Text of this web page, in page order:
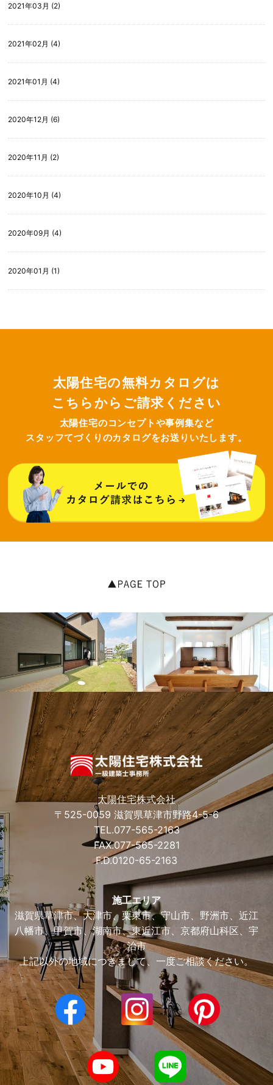
2021年03月 (2)
2021年02月 (4)
2021年01月 (4)
2020年12月 (6)
2020年11月 (2)
2020年10月 (4)
2020年09月 (4)
2020年01月 (1)
太陽住宅の無料カタログは
こちらからご請求ください
太陽住宅のコンセプトや事例集など
スタッフてづくりのカタログをお送りいたします。
太陽住宅株式会社
〒525-0059 滋賀県草津市野路4-5-6
TEL.077-565-2163
FAX.077-565-2281
F.D.0120-65-2163
施工エリア
滋賀県草津市、大津市、栗東市、守山市、野洲市、近江
八幡市、甲賀市、湖南市、東近江市、京都府山科区、宇
治市
上記以外の地域につきまして、一度ご相談ください。